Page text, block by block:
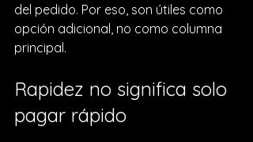
del pedido. Por eso, son útiles como
opción adicional, no como columna
principal.
Rapidez no significa solo
pagar rápido